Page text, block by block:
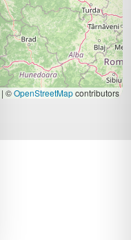
| ©OpenStreetMapcontributors